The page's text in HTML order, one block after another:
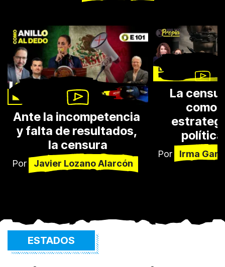
Ante la incompetencia
y falta de resultados,
la censura
Por Javier Lozano Alarcón
La
como
política
Por Irma
ESTADOS